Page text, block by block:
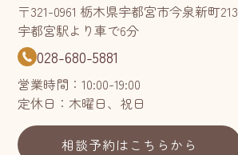
〒321-0961 栃木県宇都宮市今泉新町213
宇都宮駅より車で6分
028-680-5881
営業時間：10:00-19:00
定休日：木曜日、祝日
相談予約はこちらから